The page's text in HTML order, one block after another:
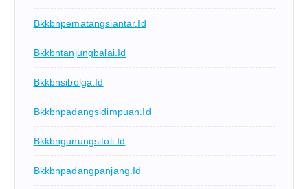
Bkkbnpematangsiantar.id
Bkkbntanjungbalai.id
Bkkbnsibolga.id
Bkkbnpadangsidimpuan.id
Bkkbngunungsitoli.id
Bkkbnpadangpanjang.id